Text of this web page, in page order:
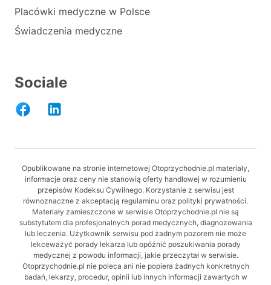
Placówki medyczne w Polsce
Świadczenia medyczne
Sociale
Opublikowane na stronie internetowej Otoprzychodnie.pl materiały,
informacje oraz ceny nie stanowią oferty handlowej w rozumieniu
przepisów Kodeksu Cywilnego. Korzystanie z serwisu jest
równoznaczne z akceptacją regulaminu oraz polityki prywatności.
Materiały zamieszczone w serwisie Otoprzychodnie.pl nie są
substytutem dla profesjonalnych porad medycznych, diagnozowania
lub leczenia. Użytkownik serwisu pod żadnym pozorem nie może
lekceważyć porady lekarza lub opóźnić poszukiwania porady
medycznej z powodu informacji, jakie przeczytał w serwisie.
Otoprzychodnie.pl nie poleca ani nie popiera żadnych konkretnych
badań, lekarzy, procedur, opinii lub innych informacji zawartych w